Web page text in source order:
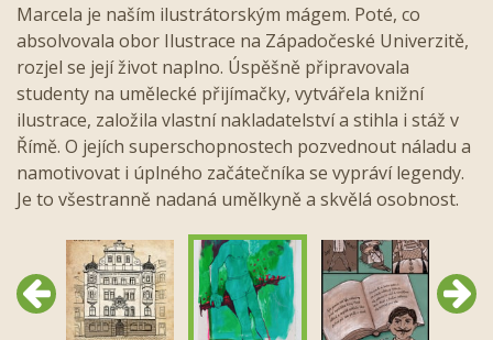
Marcela je naším ilustrátorským mágem. Poté, co
absolvovala obor Ilustrace na Západočeské Univerzitě,
rozjel se její život naplno. Úspěšně připravovala
studenty na umělecké přijímačky, vytvářela knižní
ilustrace, založila vlastní nakladatelství a stihla i stáž v
Římě. O jejích superschopnostech pozvednout náladu a
namotivovat i úplného začátečníka se vypráví legendy.
Je to všestranně nadaná umělkyně a skvělá osobnost.
Předchozí Další